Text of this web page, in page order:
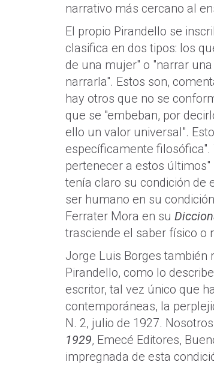
narrativo más cercano al
El propio Pirandello se
clasifica en dos tipos: los
de una mujer" o "narrar
narrarla". Estos son,
hay otros que no se
que se "embeban, por
ello un valor universal".
específicamente filosófica".
pertenecer a estos últimos"
tenía claro su condición de
ser humano en su
Ferrater Mora en su
trasciende el saber físico o
Jorge Luis Borges también
Pirandello, como lo
escritor, tal vez único que
contemporáneas, la
N. 2, julio de 1927.
1929, Emecé Editores,
impregnada de esta